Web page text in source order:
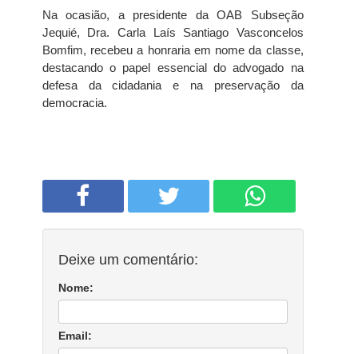
Na ocasião, a presidente da OAB Subseção
Jequié, Dra. Carla Laís Santiago Vasconcelos
Bomfim, recebeu a honraria em nome da classe,
destacando o papel essencial do advogado na
defesa da cidadania e na preservação da
democracia.
Deixe um comentário:
Nome:
Email: